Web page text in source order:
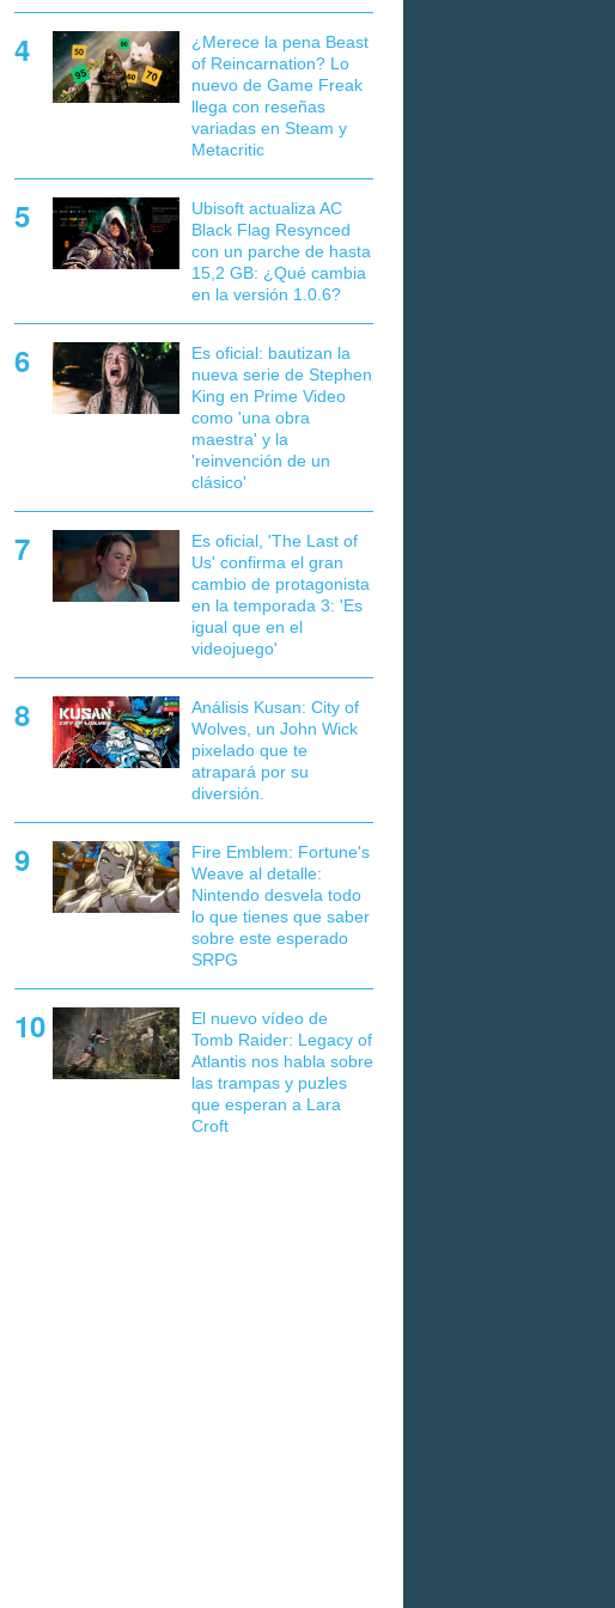
¿Merece la pena Beast
of Reincarnation? Lo
nuevo de Game Freak
llega con reseñas
variadas en Steam y
Metacritic
Ubisoft actualiza AC
Black Flag Resynced
con un parche de hasta
15,2 GB: ¿Qué cambia
en la versión 1.0.6?
Es oficial: bautizan la
nueva serie de Stephen
King en Prime Video
como 'una obra
maestra' y la
'reinvención de un
clásico'
Es oficial, 'The Last of
Us' confirma el gran
cambio de protagonista
en la temporada 3: 'Es
igual que en el
videojuego'
Análisis Kusan: City of
Wolves, un John Wick
pixelado que te
atrapará por su
diversión.
Fire Emblem: Fortune's
Weave al detalle:
Nintendo desvela todo
lo que tienes que saber
sobre este esperado
SRPG
El nuevo vídeo de
Tomb Raider: Legacy of
Atlantis nos habla sobre
las trampas y puzles
que esperan a Lara
Croft